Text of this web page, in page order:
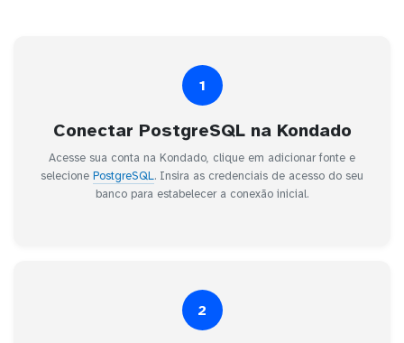
1
Conectar PostgreSQL na Kondado
Acesse sua conta na Kondado, clique em adicionar fonte e
selecione PostgreSQL. Insira as credenciais de acesso do seu
banco para estabelecer a conexão inicial.
2